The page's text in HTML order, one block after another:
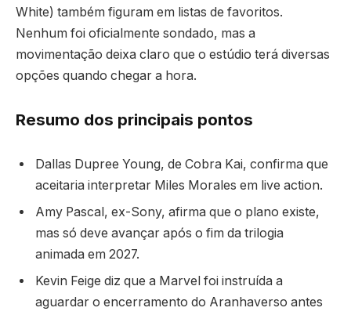
White) também figuram em listas de favoritos.
Nenhum foi oficialmente sondado, mas a
movimentação deixa claro que o estúdio terá diversas
opções quando chegar a hora.
Resumo dos principais pontos
Dallas Dupree Young, de Cobra Kai, confirma que
aceitaria interpretar Miles Morales em live action.
Amy Pascal, ex-Sony, afirma que o plano existe,
mas só deve avançar após o fim da trilogia
animada em 2027.
Kevin Feige diz que a Marvel foi instruída a
aguardar o encerramento do Aranhaverso antes